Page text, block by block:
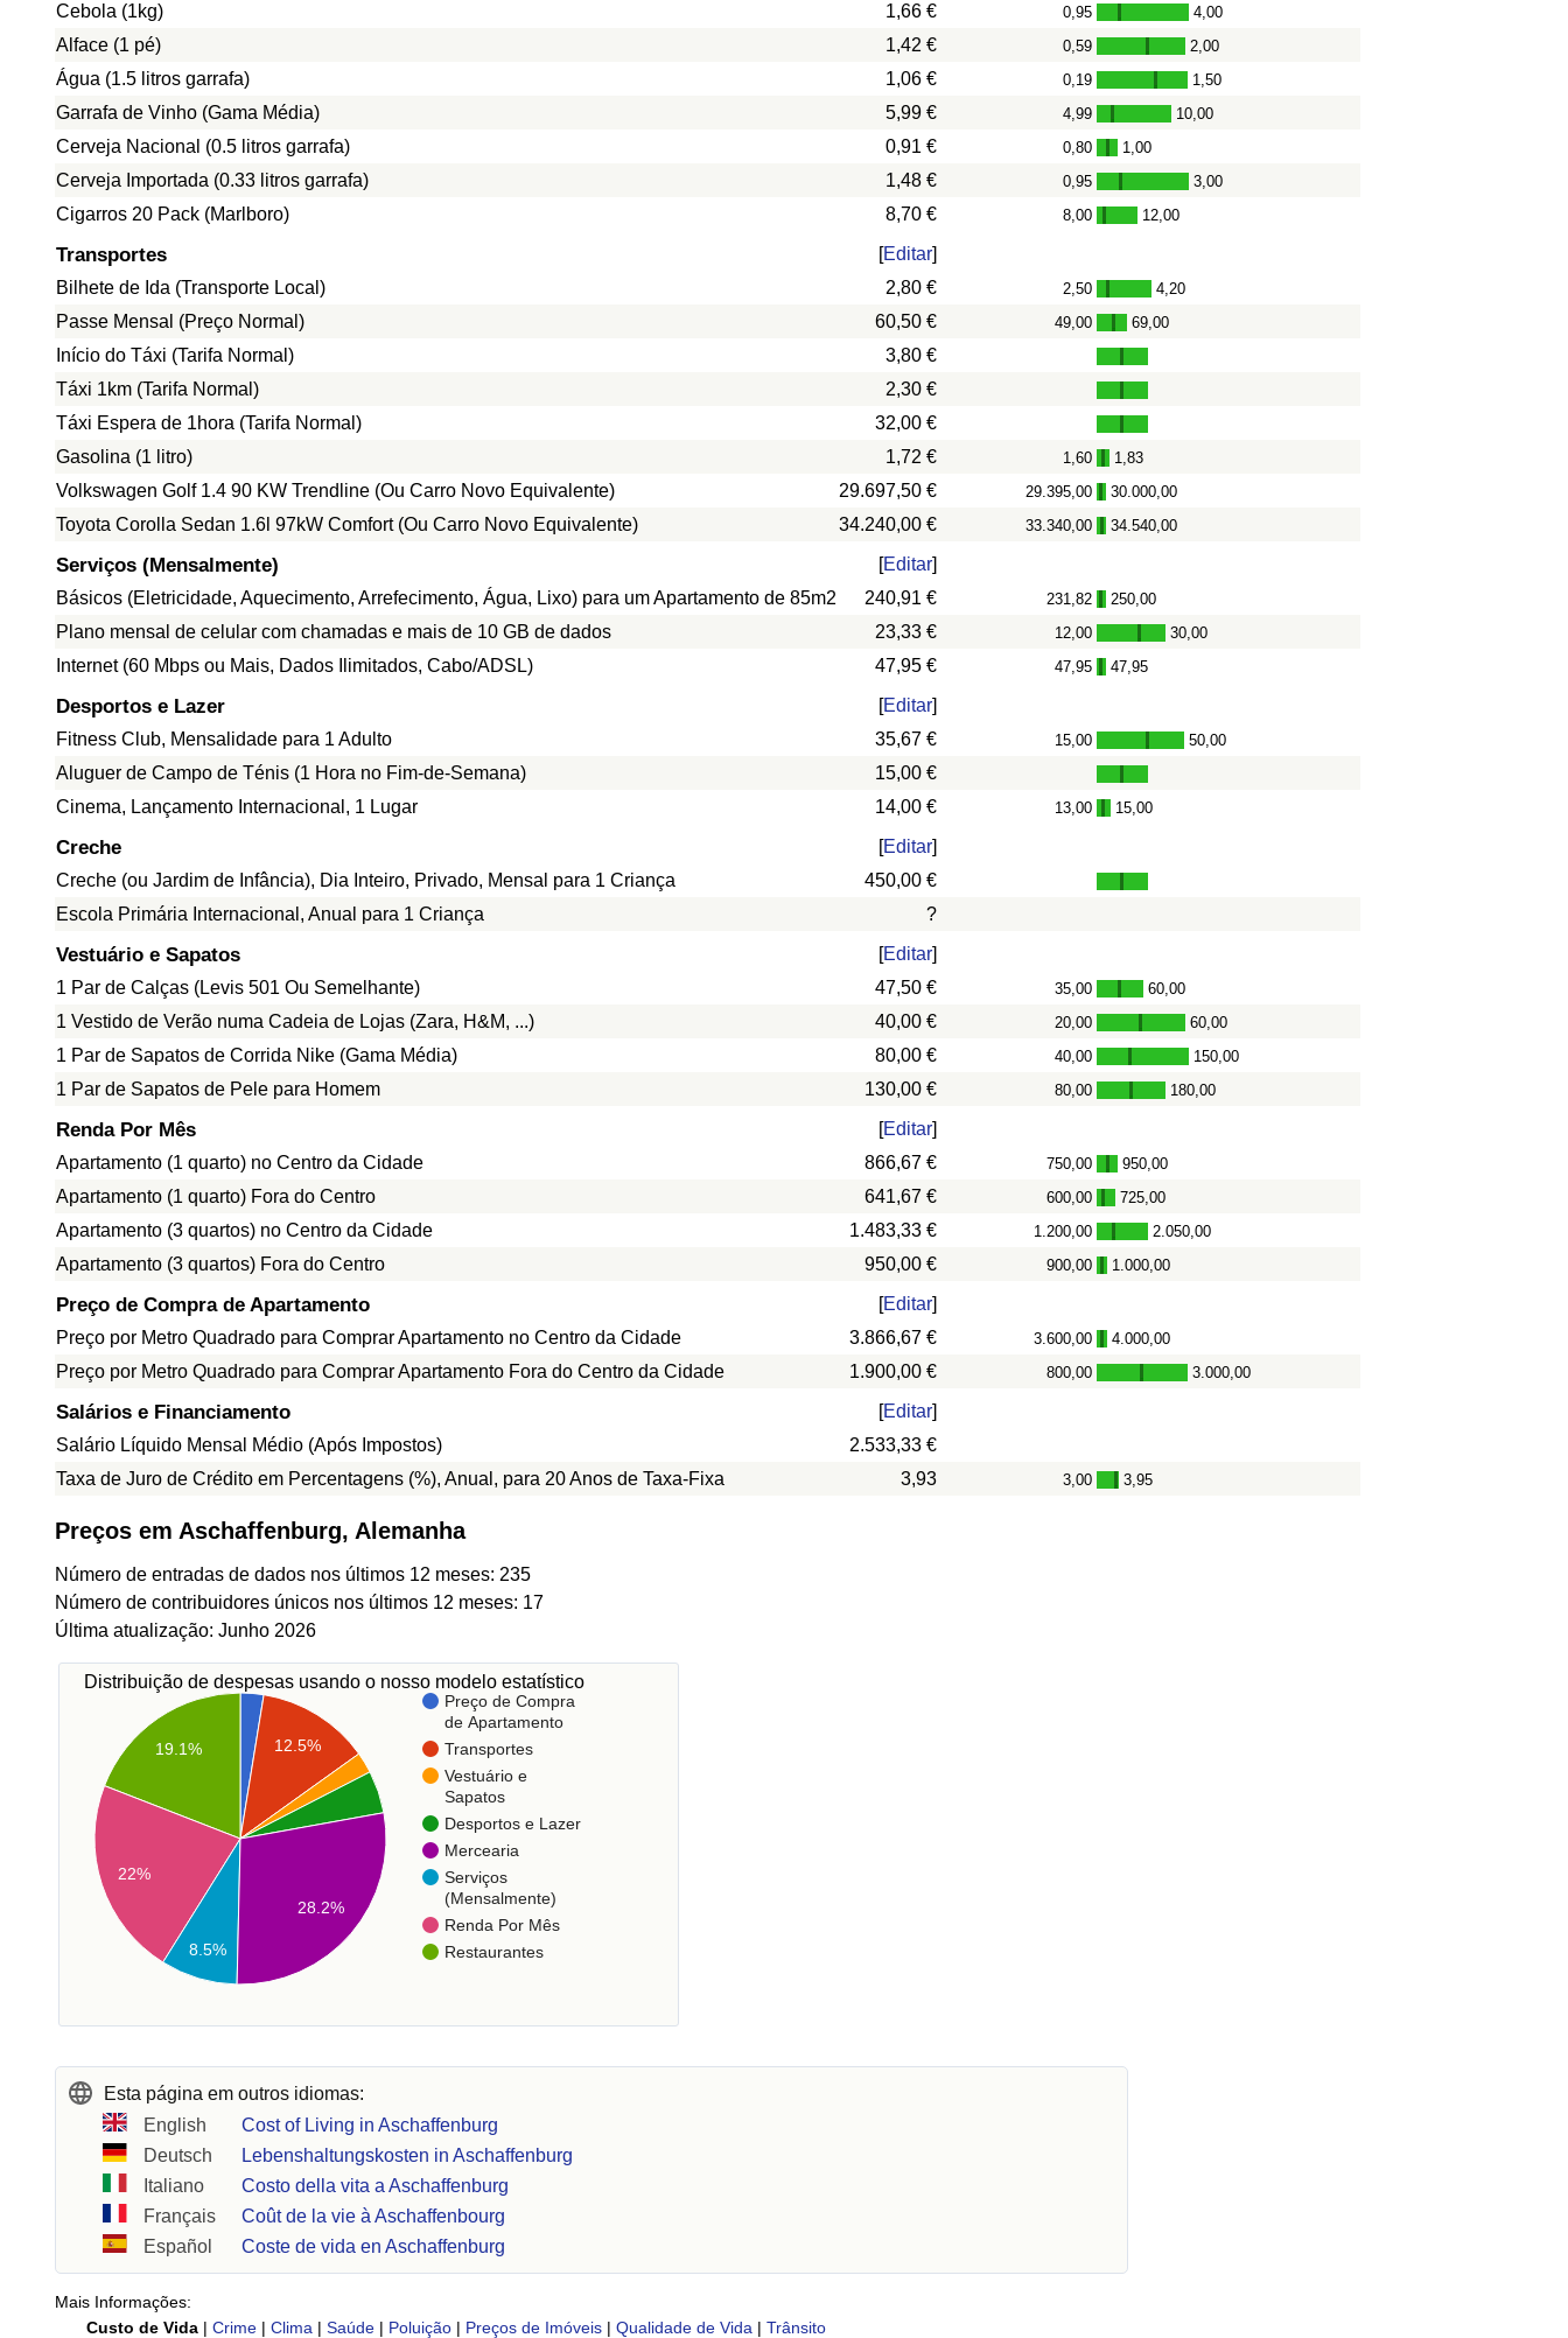
Cebola (1kg) 1,66 € 0,95 - 4,00
Alface (1 pé) 1,42 € 0,59 - 2,00
Água (1.5 litros garrafa) 1,06 € 0,19 - 1,50
Garrafa de Vinho (Gama Média) 5,99 € 4,99 - 10,00
Cerveja Nacional (0.5 litros garrafa) 0,91 € 0,80 - 1,00
Cerveja Importada (0.33 litros garrafa) 1,48 € 0,95 - 3,00
Cigarros 20 Pack (Marlboro) 8,70 € 8,00 - 12,00
Transportes [Editar]
Bilhete de Ida (Transporte Local)
2,80 € 2,50 - 4,20
Passe Mensal (Preço Normal) 60,50 € 49,00 - 69,00
Início do Táxi (Tarifa Normal)
3,80 €
Táxi 1km (Tarifa Normal)
2,30 €
Táxi Espera de 1hora (Tarifa Normal)
32,00 €
Gasolina (1 litro)
1,72 € 1,60 - 1,83
Volkswagen Golf 1.4 90 KW Trendline (Ou Carro Novo Equivalente) 29.697,50 € 29.395,00 - 30.000,00
Toyota Corolla Sedan 1.6l 97kW Comfort (Ou Carro Novo Equivalente) 34.240,00 € 33.340,00 - 34.540,00
Serviços (Mensalmente) [Editar]
Básicos (Eletricidade, Aquecimento, Arrefecimento, Água, Lixo) para um Apartamento de 85m2
240,91 € 231,82 - 250,00
Plano mensal de celular com chamadas e mais de 10 GB de dados 23,33 € 12,00 - 30,00
Internet (60 Mbps ou Mais, Dados Ilimitados, Cabo/ADSL) 47,95 € 47,95 - 47,95
Desportos e Lazer [Editar]
Fitness Club, Mensalidade para 1 Adulto
35,67 € 15,00 - 50,00
Aluguer de Campo de Ténis (1 Hora no Fim-de-Semana)
15,00 €
Cinema, Lançamento Internacional, 1 Lugar
14,00 € 13,00 - 15,00
Creche [Editar]
Creche (ou Jardim de Infância), Dia Inteiro, Privado, Mensal para 1 Criança
450,00 €
Escola Primária Internacional, Anual para 1 Criança
?
Vestuário e Sapatos [Editar]
1 Par de Calças (Levis 501 Ou Semelhante)
47,50 € 35,00 - 60,00
1 Vestido de Verão numa Cadeia de Lojas (Zara, H&M, ...) 40,00 € 20,00 - 60,00
1 Par de Sapatos de Corrida Nike (Gama Média) 80,00 € 40,00 - 150,00
1 Par de Sapatos de Pele para Homem 130,00 € 80,00 - 180,00
Renda Por Mês [Editar]
Apartamento (1 quarto) no Centro da Cidade
866,67 € 750,00 - 950,00
Apartamento (1 quarto) Fora do Centro 641,67 € 600,00 - 725,00
Apartamento (3 quartos) no Centro da Cidade 1.483,33 € 1.200,00 - 2.050,00
Apartamento (3 quartos) Fora do Centro 950,00 € 900,00 - 1.000,00
Preço de Compra de Apartamento [Editar]
Preço por Metro Quadrado para Comprar Apartamento no Centro da Cidade
3.866,67 € 3.600,00 - 4.000,00
Preço por Metro Quadrado para Comprar Apartamento Fora do Centro da Cidade 1.900,00 € 800,00 - 3.000,00
Salários e Financiamento [Editar]
Salário Líquido Mensal Médio (Após Impostos)
2.533,33 €
Taxa de Juro de Crédito em Percentagens (%), Anual, para 20 Anos de Taxa-Fixa
3,93 3,00 - 3,95
Preços em Aschaffenburg, Alemanha
Número de entradas de dados nos últimos 12 meses: 235
Número de contribuidores únicos nos últimos 12 meses: 17
Última atualização: Junho 2026
Distribuição de despesas usando o nosso modelo estatístico
Preço de Compra
de Apartamento
Transportes
Vestuário e
Sapatos
Desportos e Lazer
Mercearia
Serviços
(Mensalmente)
Renda Por Mês
Restaurantes
12.5%
19.1%
22%
8.5%
28.2%
Esta página em outros idiomas:
English
Cost of Living in Aschaffenburg
Deutsch
Lebenshaltungskosten in Aschaffenburg
Italiano
Costo della vita a Aschaffenburg
Français
Coût de la vie à Aschaffenbourg
Español
Coste de vida en Aschaffenburg
Mais Informações:
Custo de Vida | Crime | Clima | Saúde | Poluição | Preços de Imóveis | Qualidade de Vida | Trânsito